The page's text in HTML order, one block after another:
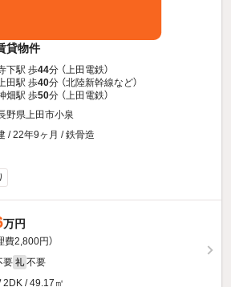
貸物件
下駅 歩44分 （上田電鉄）
上田駅 歩40分 （北陸新幹線など）
畑駅 歩50分 （上田電鉄）
野県上田市小泉
/ 22年9ヶ月 / 鉄骨造
万円
費2,800円）
要 礼 不要
2DK / 49.17㎡